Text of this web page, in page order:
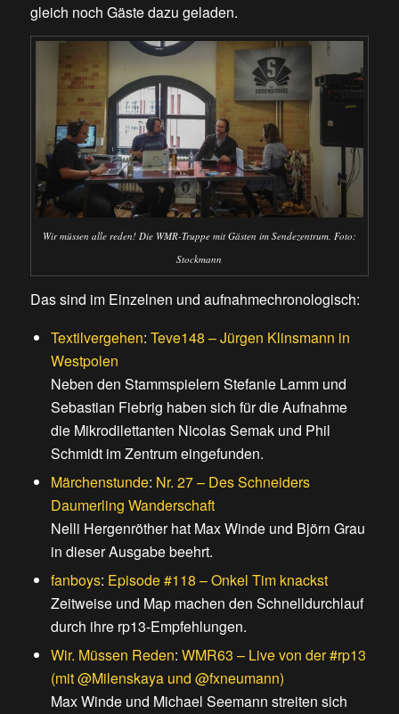
gleich noch Gäste dazu geladen.
Wir müssen alle reden! Die WMR-Truppe mit Gästen im Sendezentrum. Foto:
Stockmann
Das sind im Einzelnen und aufnahmechronologisch:
Textilvergehen: Teve148 – Jürgen Klinsmann in
Westpolen
Neben den Stammspielern Stefanie Lamm und
Sebastian Fiebrig haben sich für die Aufnahme
die Mikrodilettanten Nicolas Semak und Phil
Schmidt im Zentrum eingefunden.
Märchenstunde: Nr. 27 – Des Schneiders
Daumerling Wanderschaft
Nelli Hergenröther hat Max Winde und Björn Grau
in dieser Ausgabe beehrt.
fanboys: Episode #118 – Onkel Tim knackst
Zeitweise und Map machen den Schnelldurchlauf
durch ihre rp13-Empfehlungen.
Wir. Müssen Reden: WMR63 – Live von der #rp13
(mit @Milenskaya und @fxneumann)
Max Winde und Michael Seemann streiten sich